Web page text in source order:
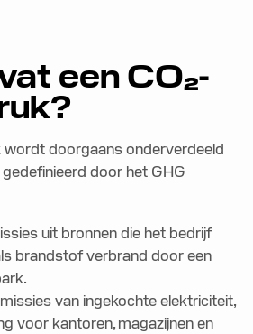
een CO₂-
wordt doorgaans onderverdeeld
door het GHG
uit bronnen die het bedrijf
brandstof verbrand door een
van ingekochte elektriciteit,
voor kantoren, magazijnen en